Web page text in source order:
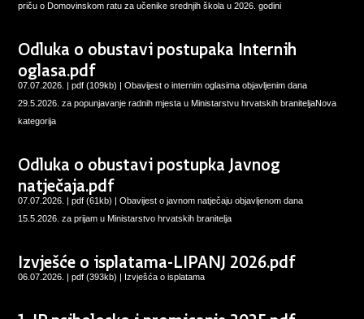
priču o Domovinskom ratu za učenike srednjih škola u 2026. godini
Odluka o obustavi postupaka Internih
oglasa.pdf
07.07.2026. | pdf (109kb) |Obavijest o internim oglasima objavljenim dana
29.5.2026. za popunjavanje radnih mjesta u Ministarstvu hrvatskih braniteljaNova
kategorija
Odluka o obustavi postupka Javnog
natječaja.pdf
07.07.2026. | pdf (61kb) |Obavijest o javnom natječaju objavljenom dana
15.5.2026. za prijam u Ministarstvo hrvatskih branitelja
Izvješće o isplatama-LIPANJ 2026.pdf
06.07.2026. | pdf (393kb) | Izvješća o isplatama
1. JP psiholosko i promicanje 2025.pdf